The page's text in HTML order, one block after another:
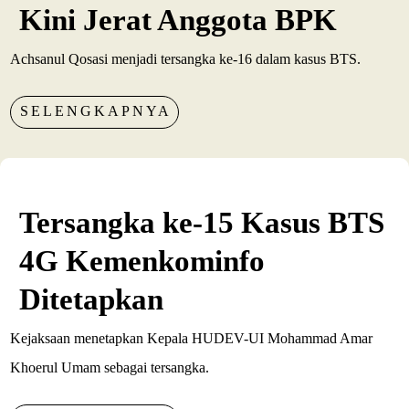
Kini Jerat Anggota BPK
Achsanul Qosasi menjadi tersangka ke-16 dalam kasus BTS.
SELENGKAPNYA
Tersangka ke-15 Kasus BTS
4G Kemenkominfo
Ditetapkan
Kejaksaan menetapkan Kepala HUDEV-UI Mohammad Amar
Khoerul Umam sebagai tersangka.